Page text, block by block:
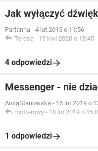
Jak wyłączyć
Partanna - 4 lut 2015 o 11:56
Teresa - 19 kwi 2020 o 18:45
4 odpowiedzi
Messenger - nie
AnkaStanowska - 16 lut 2019 o
moto-rowy - 18 lut 2019 o
1 odpowiedzi